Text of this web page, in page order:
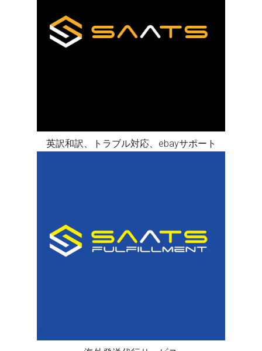
英訳和訳、トラブル対応、ebayサポート